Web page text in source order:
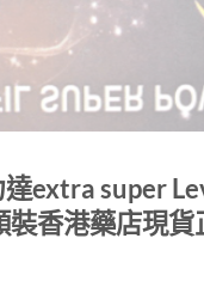
extra super
裝香港藥店現貨